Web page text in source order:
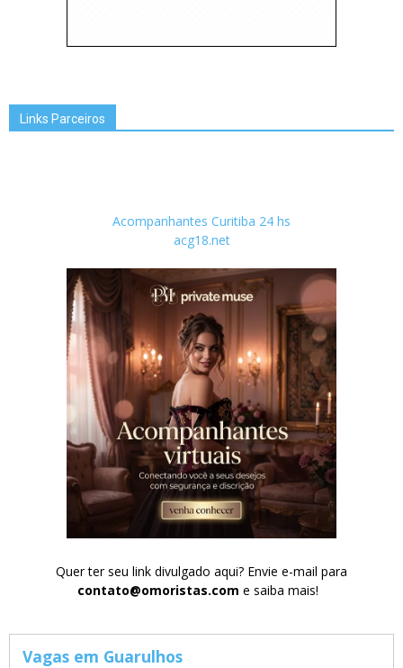
Links Parceiros
Acompanhantes Curitiba 24 hs
acg18.net
Quer ter seu link divulgado aqui? Envie e-mail para
contato@omoristas.com e saiba mais!
Vagas em Guarulhos